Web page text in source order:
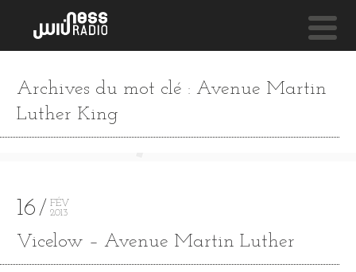
WHAT'S YOUR VERSION **** WHAT'S YOUR
Groove Armada
NESS LIVE !
Archives du mot clé : Avenue Martin
Luther King
16
FÉV
2013
Vicelow – Avenue Martin Luther